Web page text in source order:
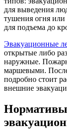
для выведения
тушения огня или
для подъема до
Эвакуационные
открытые либо
наружные.
маршевыми.
подробно стоит
внешние